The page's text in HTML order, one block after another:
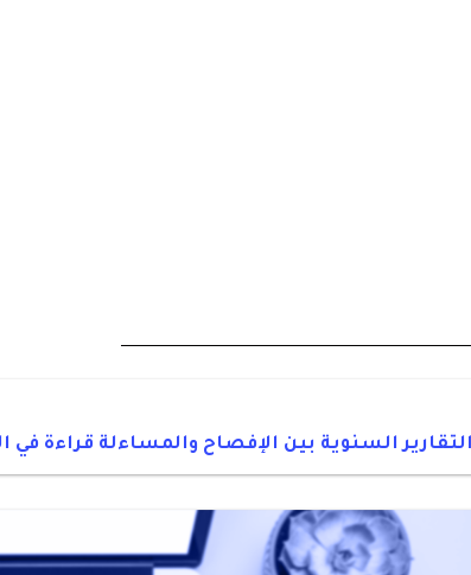
التقارير السنوية بين الإفصاح والمساءلة قراءة